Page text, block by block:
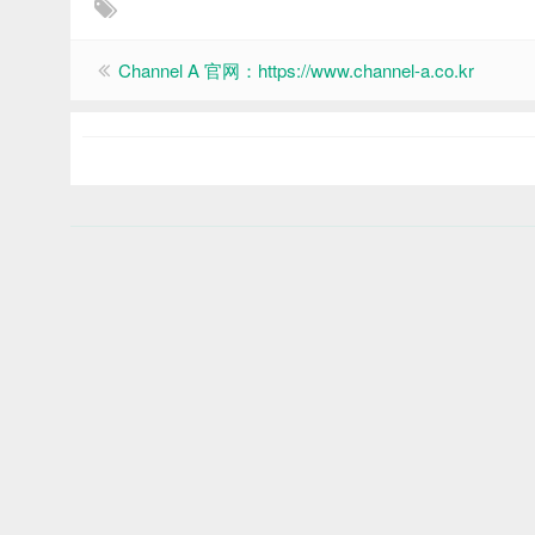
Channel A 官网：https://www.channel-a.co.kr